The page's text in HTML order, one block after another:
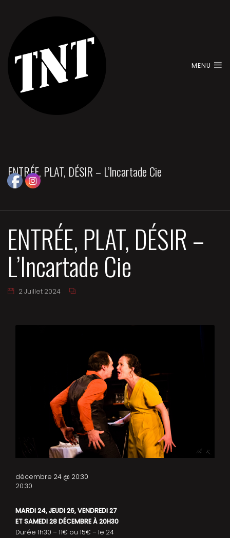
MENU
ENTRÉE, PLAT, DÉSIR – L’Incartade Cie
ENTRÉE, PLAT, DÉSIR –
L’Incartade Cie
2 Juillet 2024
MARDI 24, JEUDI 26, VENDREDI 27
ET SAMEDI 28 DÉCEMBRE À 20H30
Durée 1h30 – 11€ ou 15€ – le 24
décembre 24 @ 20:30
20:30